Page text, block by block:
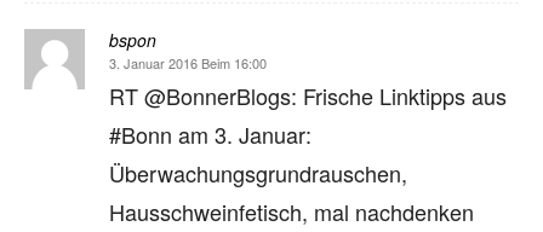
bspon
3. Januar 2016 Beim 16:00
RT @BonnerBlogs: Frische Linktipps aus
#Bonn am 3. Januar:
Überwachungsgrundrauschen,
Hausschweinfetisch, mal nachdenken